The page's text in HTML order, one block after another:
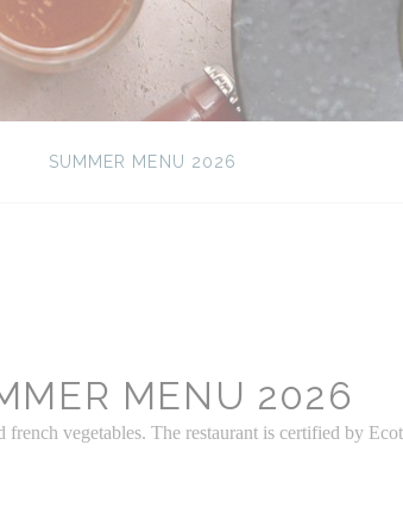
SUMMER MENU 2026
MENU 2026
vegetables. The restaurant is certified by